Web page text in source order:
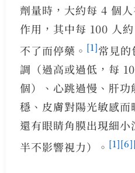
劑量時，大約每 4 個
作用，其中每 100 人
不了而停藥。 [1]常見的
調（過高或過低，每
個）、心跳過慢、肝
穩、皮膚對陽光敏感而
還有眼睛角膜出現細
半不影響視力）。 [1][6]